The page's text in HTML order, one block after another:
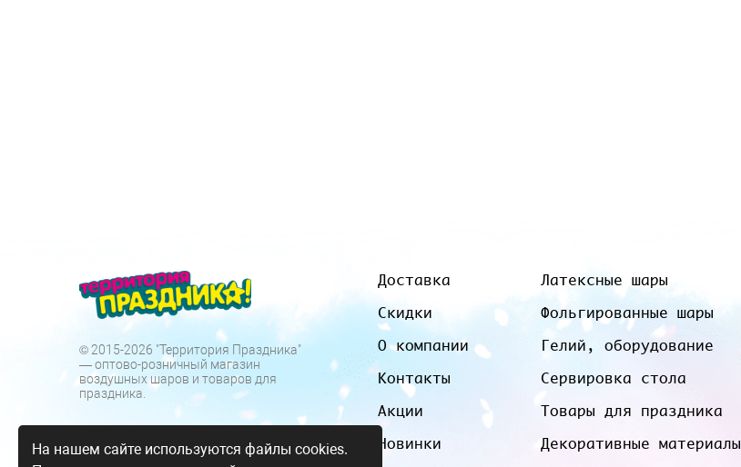
© 2015-2026 "Территория Праздника"
— оптово-розничный магазин
воздушных шаров и товаров для
праздника.
Доставка
Скидки
О компании
Контакты
Акции
Новинки
Латексные шары
Фольгированные шары
Гелий, оборудование
Сервировка стола
Товары для праздника
Декоративные материалы
На нашем сайте используются файлы cookies.